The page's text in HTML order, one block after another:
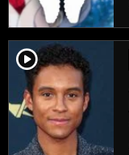
player2